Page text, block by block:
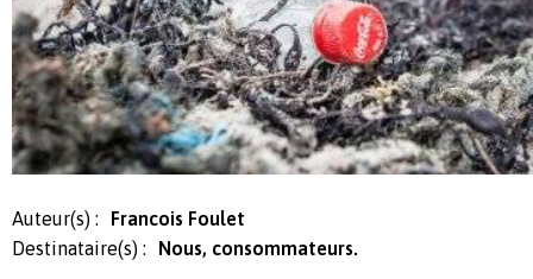
Auteur(s) :
Francois Foulet
Destinataire(s) :
Nous, consommateurs.